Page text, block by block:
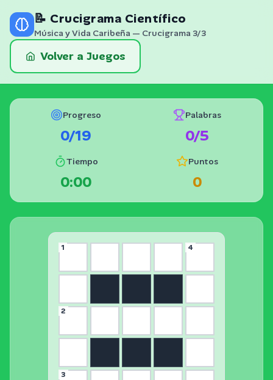
📝 Crucigrama Científico
Música y Vida Caribeña — Crucigrama 3/3
Volver a Juegos
Progreso
0/19
Palabras
0/5
Tiempo
0:00
Puntos
0
1 4
2
3